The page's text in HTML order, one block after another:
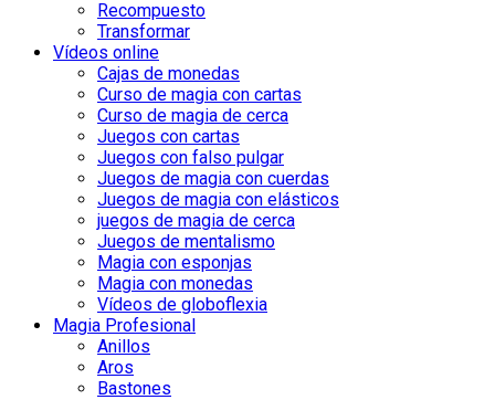
Recompuesto
Transformar
Vídeos online
Cajas de monedas
Curso de magia con cartas
Curso de magia de cerca
Juegos con cartas
Juegos con falso pulgar
Juegos de magia con cuerdas
Juegos de magia con elásticos
juegos de magia de cerca
Juegos de mentalismo
Magia con esponjas
Magia con monedas
Vídeos de globoflexia
Magia Profesional
Anillos
Aros
Bastones